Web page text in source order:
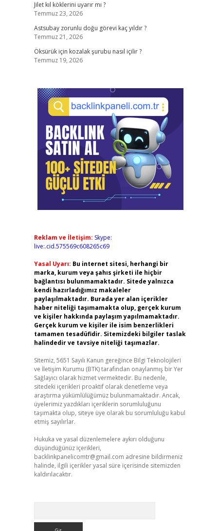
Jilet kıl köklerini uyarır mı ?
Temmuz 23, 2026
Astsubay zorunlu doğu görevi kaç yıldır ?
Temmuz 21, 2026
Öksürük için kozalak şurubu nasıl içilir ?
Temmuz 19, 2026
Reklam ve İletişim: Skype:
live:.cid.575569c608265c69
Yasal Uyarı: Bu internet sitesi, herhangi bir
marka, kurum veya şahıs şirketi ile hiçbir
bağlantısı bulunmamaktadır. Sitede yalnızca
kendi hazırladığımız makaleler
paylaşılmaktadır. Burada yer alan içerikler
haber niteliği taşımamakta olup, gerçek kurum
ve kişiler hakkında paylaşım yapılmamaktadır.
Gerçek kurum ve kişiler ile isim benzerlikleri
tamamen tesadüfidir. Sitemizdeki bilgiler taslak
halindedir ve tavsiye niteliği taşımazlar.
Sitemiz, 5651 Sayılı Kanun gereğince Bilgi Teknolojileri
ve İletişim Kurumu (BTK) tarafından onaylanmış bir Yer
Sağlayıcı olarak hizmet vermektedir. Bu nedenle,
sitedeki içerikleri proaktif olarak denetleme veya
araştırma yükümlülüğümüz bulunmamaktadır. Ancak,
üyelerimiz yazdıkları içeriklerin sorumluluğunu
taşımakta olup, siteye üye olarak bu sorumluluğu kabul
etmiş sayılırlar.
Hukuka ve yasal düzenlemelere aykırı olduğunu
düşündüğünüz içerikleri,
backlinkpanelicomtr@gmail.com adresine bildirmeniz
halinde, ilgili içerikler yasal süre içerisinde sitemizden
kaldırılacaktır.